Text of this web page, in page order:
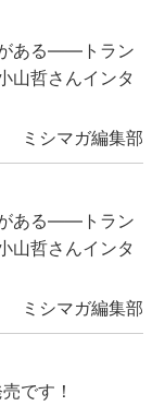
ある――トラン
山哲さんインタ
ミシマガ編集部
ある――トラン
山哲さんインタ
ミシマガ編集部
です！